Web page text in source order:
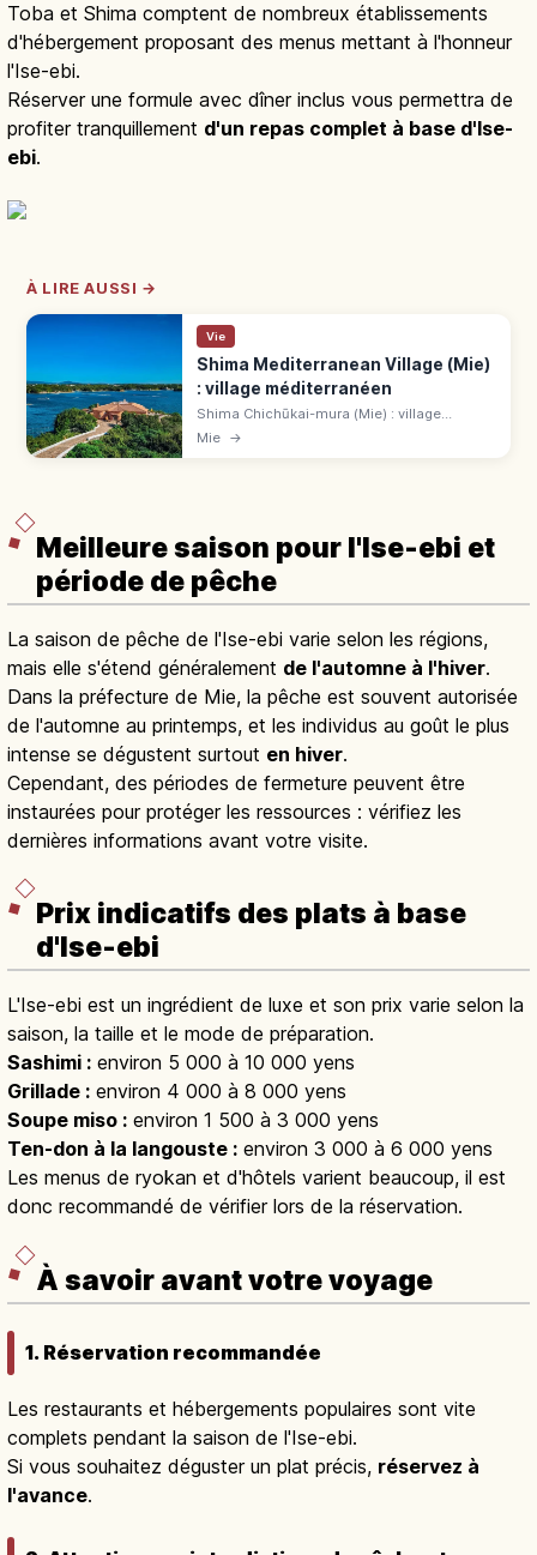
Toba et Shima comptent de nombreux établissements
d'hébergement proposant des menus mettant à l'honneur
l'Ise-ebi.
Réserver une formule avec dîner inclus vous permettra de
profiter tranquillement d'un repas complet à base d'Ise-
ebi.
À LIRE AUSSI →
Vie
Shima Mediterranean Village (Mie)
: village méditerranéen
Shima Chichūkai-mura (Mie) : village
méditerranéen face à la baie d'Ago, 5
Mie →
Meilleure saison pour l'Ise-ebi et
période de pêche
La saison de pêche de l'Ise-ebi varie selon les régions,
mais elle s'étend généralement de l'automne à l'hiver.
Dans la préfecture de Mie, la pêche est souvent autorisée
de l'automne au printemps, et les individus au goût le plus
intense se dégustent surtout en hiver.
Cependant, des périodes de fermeture peuvent être
instaurées pour protéger les ressources : vérifiez les
dernières informations avant votre visite.
Prix indicatifs des plats à base
d'Ise-ebi
L'Ise-ebi est un ingrédient de luxe et son prix varie selon la
saison, la taille et le mode de préparation.
Sashimi : environ 5 000 à 10 000 yens
Grillade : environ 4 000 à 8 000 yens
Soupe miso : environ 1 500 à 3 000 yens
Ten-don à la langouste : environ 3 000 à 6 000 yens
Les menus de ryokan et d'hôtels varient beaucoup, il est
donc recommandé de vérifier lors de la réservation.
À savoir avant votre voyage
1. Réservation recommandée
Les restaurants et hébergements populaires sont vite
complets pendant la saison de l'Ise-ebi.
Si vous souhaitez déguster un plat précis, réservez à
l'avance.